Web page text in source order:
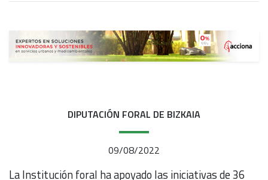
DIPUTACIÓN FORAL DE BIZKAIA
09/08/2022
La Institución foral ha apoyado las iniciativas de 36